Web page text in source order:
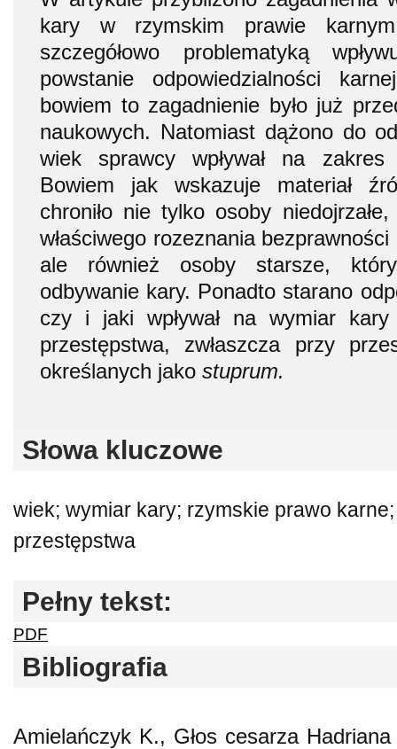
kary w rzymskim prawie
szczegółowo problematyką
powstanie odpowiedzialności
bowiem to zagadnienie było już
naukowych. Natomiast dążono do
wiek sprawcy wpływał na
Bowiem jak wskazuje materiał
chroniło nie tylko osoby
właściwego rozeznania
ale również osoby starsze,
odbywanie kary. Ponadto starano
czy i jaki wpływał na wymiar
przestępstwa, zwłaszcza przy
określanych jako stuprum.
Słowa kluczowe
wiek; wymiar kary; rzymskie prawo
przestępstwa
Pełny tekst:
PDF
Bibliografia
Amielańczyk K., Głos cesarza